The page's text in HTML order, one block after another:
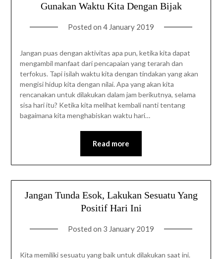
Gunakan Waktu Kita Dengan Bijak
Posted on 4 January 2019
Jangan puas dengan aktivitas apa pun, ketika kita dapat
mengambil manfaat dari pencapaian yang terarah dan
terfokus. Tapi isilah waktu kita dengan tindakan yang akan
mengisi hidup kita dengan nilai. Apa yang akan kita
rencanakan untuk dilakukan dalam jam berikutnya, selama
sisa hari itu? Ketika kita melihat kembali nanti tentang
bagaimana kita menghabiskan waktu hari…
Read more
Jangan Tunda Esok, Lakukan Sesuatu Yang
Positif Hari Ini
Posted on 3 January 2019
Kita memiliki sesuatu yang baik untuk dilakukan saat ini.